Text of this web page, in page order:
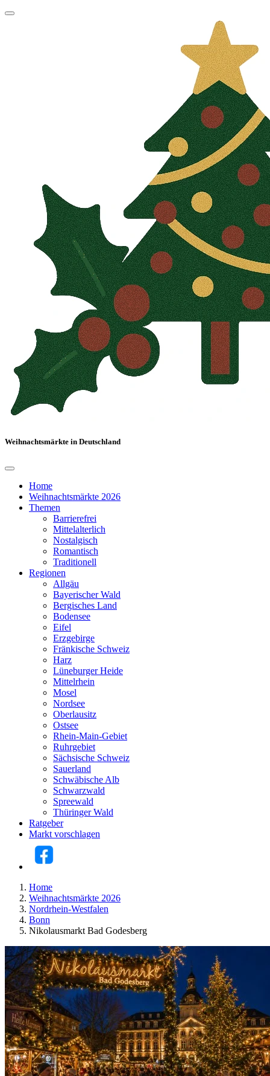
Weihnachtsmärkte in Deutschland
Home
Weihnachtsmärkte 2026
Themen
Barrierefrei
Mittelalterlich
Nostalgisch
Romantisch
Traditionell
Regionen
Allgäu
Bayerischer Wald
Bergisches Land
Bodensee
Eifel
Erzgebirge
Fränkische Schweiz
Harz
Lüneburger Heide
Mittelrhein
Mosel
Nordsee
Oberlausitz
Ostsee
Rhein-Main-Gebiet
Ruhrgebiet
Sächsische Schweiz
Sauerland
Schwäbische Alb
Schwarzwald
Spreewald
Thüringer Wald
Ratgeber
Markt vorschlagen
Home
Weihnachtsmärkte 2026
Nordrhein-Westfalen
Bonn
Nikolausmarkt Bad Godesberg